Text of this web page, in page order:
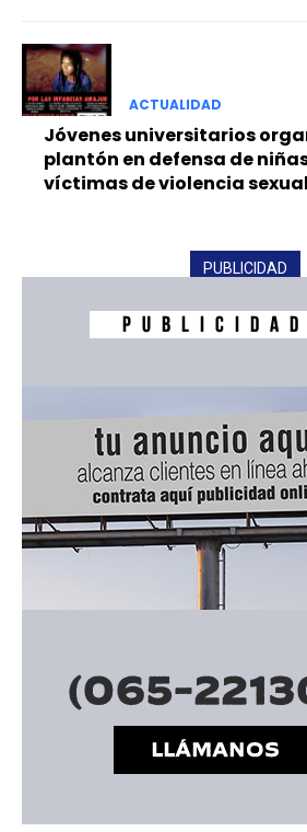
ACTUALIDAD
Jóvenes universitarios
plantón en defensa de
víctimas de violencia sexual
PUBLICIDAD